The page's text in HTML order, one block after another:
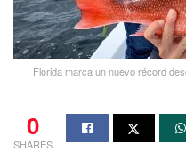
Florida marca un nuevo récord
0
SHARES